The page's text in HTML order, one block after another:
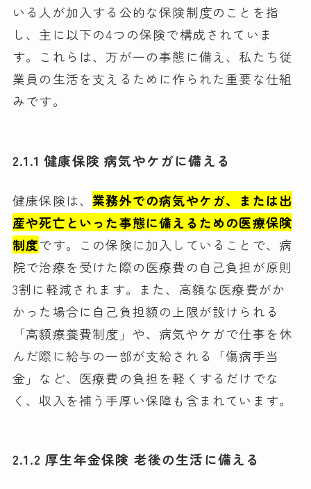
いる人が加入する公的な保険制度のことを指
し、主に以下の4つの保険で構成されていま
す。これらは、万が一の事態に備え、私たち従
業員の生活を支えるために作られた重要な仕組
みです。
2.1.1 健康保険 病気やケガに備える
健康保険は、業務外での病気やケガ、または出
産や死亡といった事態に備えるための医療保険
制度です。この保険に加入していることで、病
院で治療を受けた際の医療費の自己負担が原則
3割に軽減されます。また、高額な医療費がか
かった場合に自己負担額の上限が設けられる
「高額療養費制度」や、病気やケガで仕事を休
んだ際に給与の一部が支給される「傷病手当
金」など、医療費の負担を軽くするだけでな
く、収入を補う手厚い保障も含まれています。
2.1.2 厚生年金保険 老後の生活に備える